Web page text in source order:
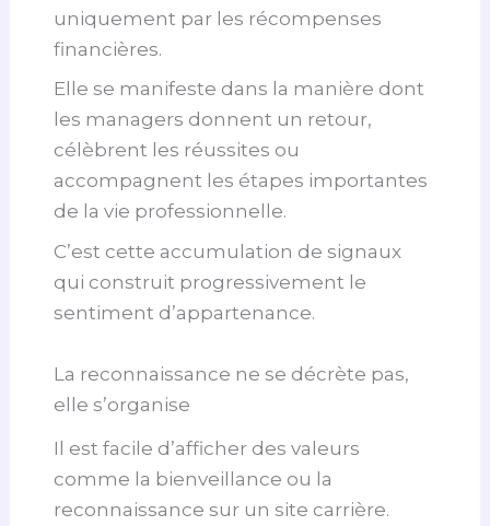
uniquement par les récompenses
financières.
Elle se manifeste dans la manière dont
les managers donnent un retour,
célèbrent les réussites ou
accompagnent les étapes importantes
de la vie professionnelle.
C’est cette accumulation de signaux
qui construit progressivement le
sentiment d’appartenance.
La reconnaissance ne se décrète pas,
elle s’organise
Il est facile d’afficher des valeurs
comme la bienveillance ou la
reconnaissance sur un site carrière.